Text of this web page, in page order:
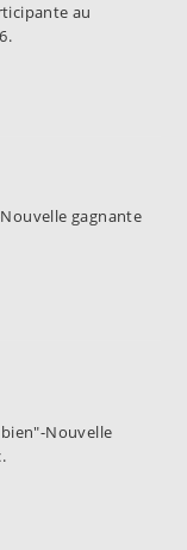
au
gagnante
Nouvelle